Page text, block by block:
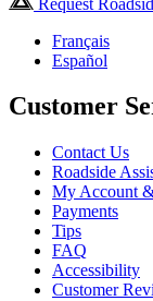
Français
Español
Customer
Contact Us
Roadside
My Account
Payments
Tips
FAQ
Accessibility
Customer